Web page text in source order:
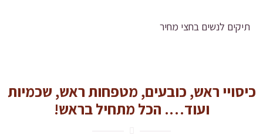
תיקים לנשים בחצי מחיר
כיסויי ראש, כובעים, מטפחות ראש, שכמיות
ועוד…. הכל מתחיל בראש!